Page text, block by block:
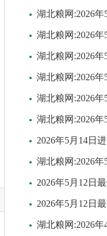
湖北粮网:2026
湖北粮网:2026
湖北粮网:2026
湖北粮网:2026
湖北粮网:2026
湖北粮网:2026
2026年5月14日
湖北粮网:2026
2026年5月12日
2026年5月12日
湖北粮网:2026